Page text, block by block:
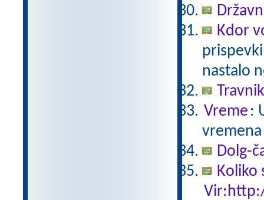
Kdor
nastalo
Travnik
Vreme :
Dolg-
Koliko